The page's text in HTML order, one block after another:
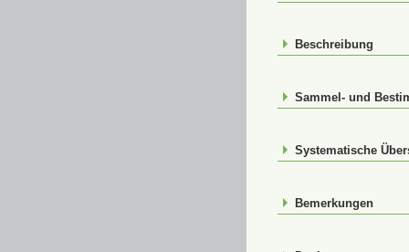
Beschreibung
Sammel- und
Systematische
Bemerkungen